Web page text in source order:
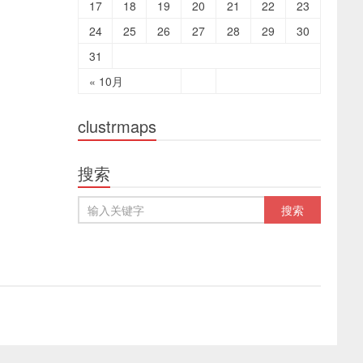
« 10月
17 18 19 20 21 22
23
24
25 26 27 28 29
30
31
clustrmaps
搜索